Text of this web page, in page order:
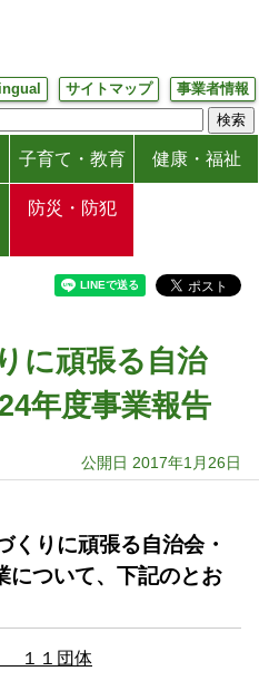
サイトマップ 事業者情報
子育て・教育 健康・福祉
防災・防犯
に頑張る自治
年度事業報告
公開日 2017年1月26日
くりに頑張る自治会・
について、下記のとお
団体